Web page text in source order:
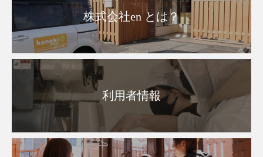
株式会社en とは？
利用者情報